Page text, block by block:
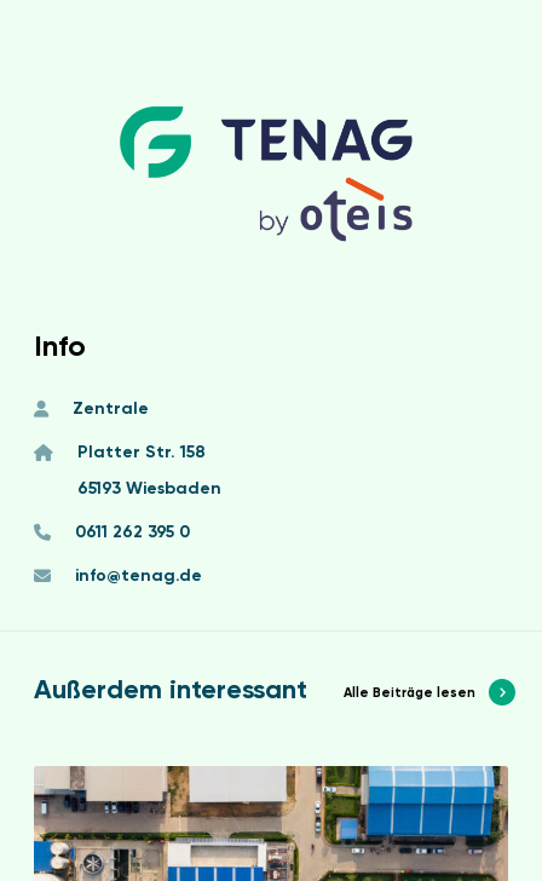
Info
Zentrale
Platter Str. 158
65193 Wiesbaden
0611 262 395 0
info@tenag.de
Außerdem interessant Alle Beiträge lesen
n
E
f